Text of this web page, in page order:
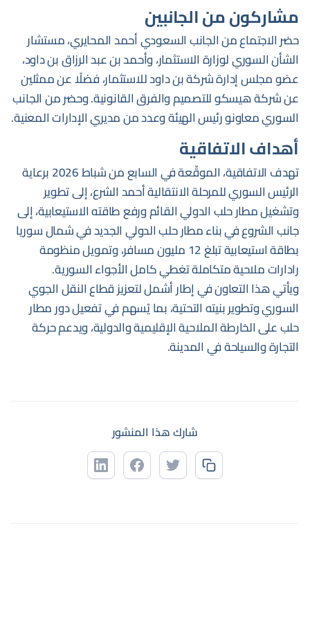
مشاركون من الجانبين
حضر الاجتماع من الجانب السعودي أحمد المحايري، مستشار
الشأن السوري لوزارة الاستثمار، وأحمد بن عبد الرزاق بن داود،
عضو مجلس إدارة شركة بن داود للاستثمار، فضلًا عن ممثلين
عن شركة هيسكو للتصميم والفرق القانونية. وحضر من الجانب
السوري معاونو رئيس الهيئة وعدد من مديري الإدارات المعنية.
أهداف الاتفاقية
تهدف الاتفاقية، الموقّعة في السابع من شباط 2026 برعاية
الرئيس السوري للمرحلة الانتقالية أحمد الشرع، إلى تطوير
وتشغيل مطار حلب الدولي القائم ورفع طاقته الاستيعابية، إلى
جانب الشروع في بناء مطار حلب الدولي الجديد في شمال سوريا
بطاقة استيعابية تبلغ 12 مليون مسافر، وتمويل منظومة
رادارات ملاحية متكاملة تغطي كامل الأجواء السورية.
ويأتي هذا التعاون في إطار أشمل لتعزيز قطاع النقل الجوي
السوري وتطوير بنيته التحتية، بما يُسهم في تفعيل دور مطار
حلب على الخارطة الملاحية الإقليمية والدولية، ويدعم حركة
التجارة والسياحة في المدينة.
شارك هذا المنشور